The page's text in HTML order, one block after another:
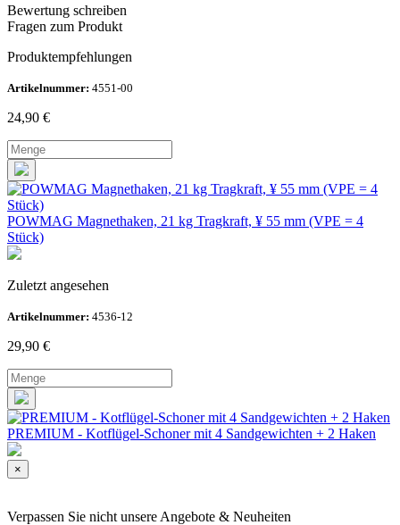
Bewertung schreiben
Fragen zum Produkt
Produktempfehlungen
Artikelnummer: 4551-00
24,90 €
POWMAG Magnethaken, 21 kg Tragkraft, ¥ 55 mm (VPE = 4
Stück)
Zuletzt angesehen
Artikelnummer: 4536-12
29,90 €
PREMIUM - Kotflügel-Schoner mit 4 Sandgewichten + 2 Haken
×
Verpassen Sie nicht unsere Angebote & Neuheiten